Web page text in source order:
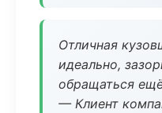
Отличная
идеально,
обращаться
— Клиент